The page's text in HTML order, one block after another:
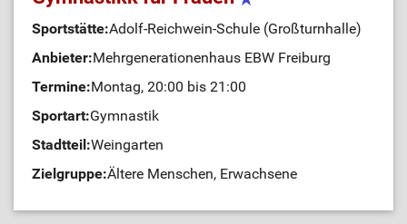
Sportstätte:Adolf-Reichwein-Schule (Großturnhalle)
Anbieter:Mehrgenerationenhaus EBW Freiburg
Termine:Montag, 20:00 bis 21:00
Sportart:Gymnastik
Stadtteil:Weingarten
Zielgruppe:Ältere Menschen, Erwachsene